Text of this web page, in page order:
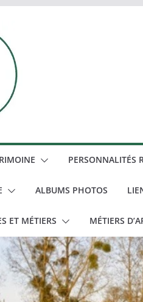
PERSONNALITÉS
ALBUMS PHOTOS
ET MÉTIERS MÉTIERS